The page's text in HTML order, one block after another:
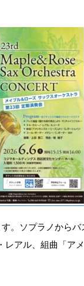
。ソプラノからバ
アル、組曲「ア